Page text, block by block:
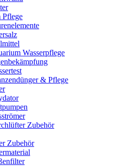
Pflege
Wasserpflege
& Pflege
Zubehör
Zubehör